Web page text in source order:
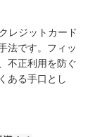
レジットカード
法です。フィッ
不正利用を防ぐ
ある手口とし